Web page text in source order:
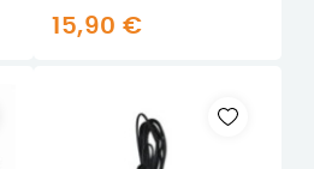
15,90 €